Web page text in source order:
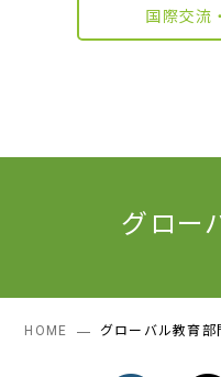
国際交流
グロー
HOME グローバル教育部